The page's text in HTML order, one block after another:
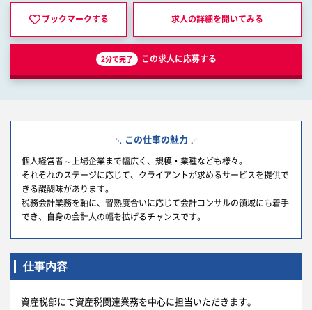
ブックマークする 求人の詳細を聞いてみる
2分で完了 この求人に応募する
この仕事の魅力
個人経営者～上場企業まで幅広く、規模・業種なども様々。
それぞれのステージに応じて、クライアントが求めるサービスを提供で
きる醍醐味があります。
税務会計業務を軸に、習熟度合いに応じて会計コンサルの領域にも着手
でき、自身の会計人の幅を拡げるチャンスです。
仕事内容
資産税部にて資産税関連業務を中心に担当いただきます。